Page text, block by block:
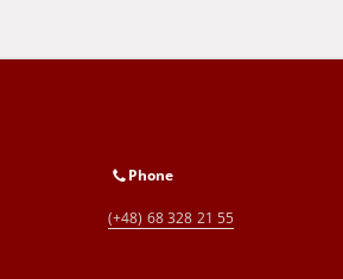
Phone
(+48) 68 328 21 55